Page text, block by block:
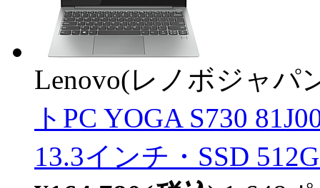
Lenovo(レノボジャパ
トPC YOGA S730
13.3インチ・SSD